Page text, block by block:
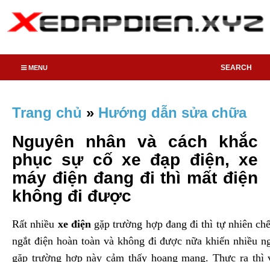
SEARCH
MENU
Trang chủ » Hướng dẫn sửa chữa
Nguyên nhân và cách khắc
phục sự cố xe đạp điện, xe
máy điện đang đi thì mất điện
không đi được
Rất nhiều xe điệngặp trường hợp đang đi thì tự nhiên
ngắt điện hoàn toàn và không đi được nữa khiến nhiều
gặp trường hợp này cảm thấy hoang mang. Thực ra thì